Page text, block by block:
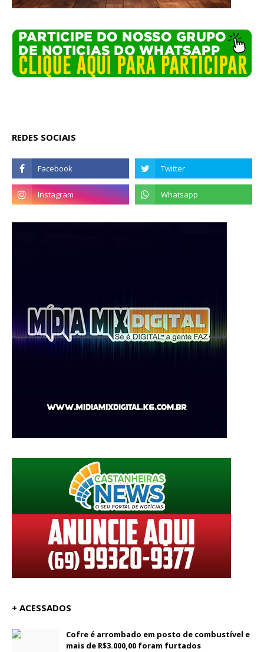
REDES SOCIAIS
+ ACESSADOS
Cofre é arrombado em posto de combustível e
mais de R$3.000,00 foram furtados